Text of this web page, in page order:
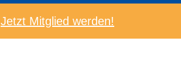
Jetzt Mitglied werden!